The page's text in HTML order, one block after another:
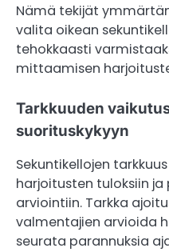
Nämä tekijät
valita oikean
tehokkaasti
mittaamisen
Tarkkuuden
suorituskykyyn
Sekuntikellojen
harjoitusten tuloksiin ja
arviointiin. Tarkka
valmentajien arvioida
seurata parannuksia